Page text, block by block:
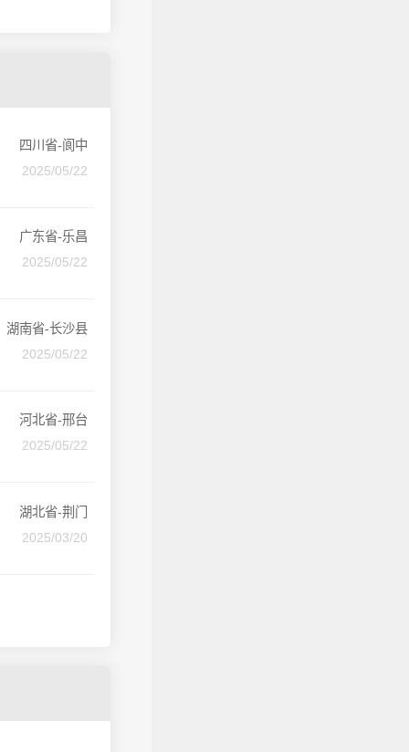
四川省-阆中
2025/05/22
广东省-乐昌
2025/05/22
湖南省-长沙县
2025/05/22
河北省-邢台
2025/05/22
湖北省-荆门
2025/03/20